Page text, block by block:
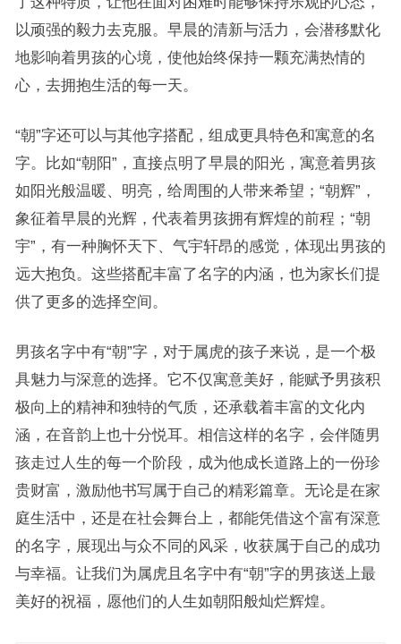
以顽强的毅力去克服。早晨的清新与活力，会潜移默化
地影响着男孩的心境，使他始终保持一颗充满热情的
心，去拥抱生活的每一天。
“朝”字还可以与其他字搭配，组成更具特色和寓意的名
字。比如“朝阳”，直接点明了早晨的阳光，寓意着男孩
如阳光般温暖、明亮，给周围的人带来希望；“朝辉”，
象征着早晨的光辉，代表着男孩拥有辉煌的前程；“朝
宇”，有一种胸怀天下、气宇轩昂的感觉，体现出男孩的
远大抱负。这些搭配丰富了名字的内涵，也为家长们提
供了更多的选择空间。
男孩名字中有“朝”字，对于属虎的孩子来说，是一个极
具魅力与深意的选择。它不仅寓意美好，能赋予男孩积
极向上的精神和独特的气质，还承载着丰富的文化内
涵，在音韵上也十分悦耳。相信这样的名字，会伴随男
孩走过人生的每一个阶段，成为他成长道路上的一份珍
贵财富，激励他书写属于自己的精彩篇章。无论是在家
庭生活中，还是在社会舞台上，都能凭借这个富有深意
的名字，展现出与众不同的风采，收获属于自己的成功
与幸福。让我们为属虎且名字中有“朝”字的男孩送上最
美好的祝福，愿他们的人生如朝阳般灿烂辉煌。